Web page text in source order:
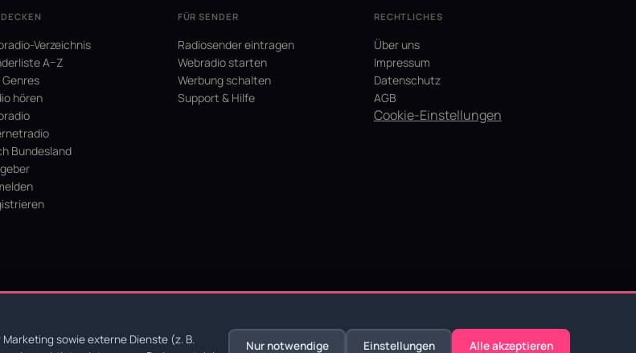
Verzeichnis
A–Z
Genres
hören
Bundesland
FÜR SENDER
Radiosender eintragen
Webradio starten
Werbung schalten
Support & Hilfe
RECHTLICHES
Über uns
Impressum
Datenschutz
AGB
Cookie-Einstellungen
sowie externe Dienste (z. B.
Nur notwendige Einstellungen Alle akzeptieren